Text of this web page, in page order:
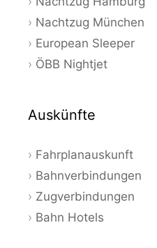
Nachtzug München
European Sleeper
ÖBB Nightjet
Auskünfte
Fahrplanauskunft
Bahnverbindungen
Zugverbindungen
Bahn Hotels